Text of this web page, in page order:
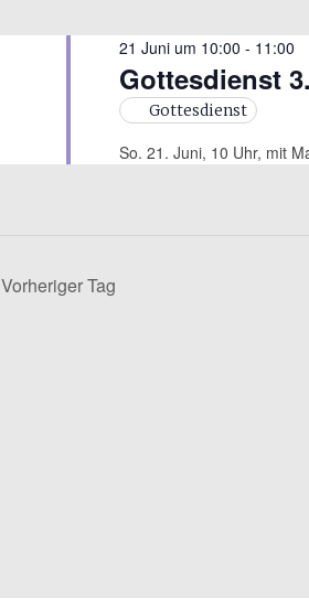
Gottesdienst
21 Juni um 10:00 - 11:00
Gottesdienst
So. 21. Juni, 10 Uhr, mit
Vorheriger Tag